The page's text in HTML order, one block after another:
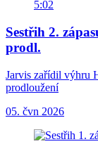
5:02
Sestřih 2.
prodl.
Jarvis zařídil výhru
prodloužení
05. čvn 2026